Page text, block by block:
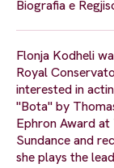
Biografia e
Flonja Kodheli
Royal
interested in
"Bota" by
Ephron Award
Sundance and
she plays the